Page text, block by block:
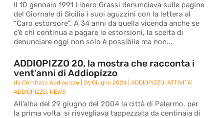
Il 10 gennaio 1991 Libero Grassi denunciava sulle pagine
del Giornale di Sicilia i suoi aguzzini con la lettera al
“Caro estorsore”. A 34 anni da quella vicenda anche se
c’è chi continua a pagare le estorsioni, la scelta di
denunciare oggi non solo è possibile ma non...
ADDIOPIZZO 20, la mostra che racconta i
vent’anni di Addiopizzo
daComitato Addiopizzo |26 Giugno 2024 |ADDIOPIZZO,ATTIVITA'
ADDIOPIZZO, NEWS
All’alba del 29 giugno del 2004 la città di Palermo, per
la prima volta, si risvegliava tappezzata da centinaia di